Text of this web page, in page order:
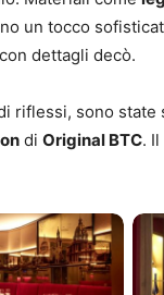
un tocco
dettagli decò.
riflessi, sono state
di Original BTC.